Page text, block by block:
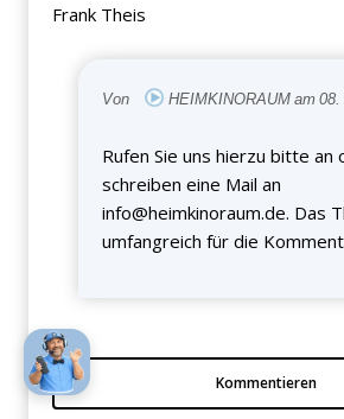
Frank Theis
Von HEIMKINORAUM am 08.
Rufen Sie uns hierzu bitte an
schreiben eine Mail an
info@heimkinoraum.de. Das
umfangreich für die
Kommentieren